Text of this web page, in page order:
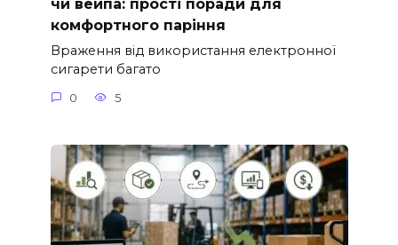
чи вейпа: прості поради для
комфортного паріння
Враження від використання електронної
сигарети багато
0 5